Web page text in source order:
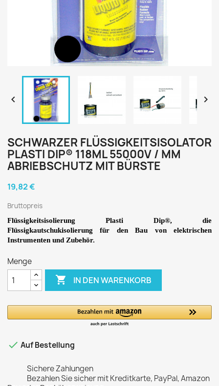
 
SCHWARZER FLÜSSIGKEITSISOLATOR
PLASTI DIP® 118ML 55000V / MM
ABRIEBSCHUTZ MIT BÜRSTE
19,82 €
Bruttopreis
Flüssigkeitsisolierung Plasti Dip®, die
Flüssigkautschukisolierung für den Bau von elektrischen
Instrumenten und Zubehör.
Menge
 IN DEN WARENKORB
 Auf Bestellung
Sichere Zahlungen
Bezahlen Sie sicher mit Kreditkarte, PayPal, Amazon